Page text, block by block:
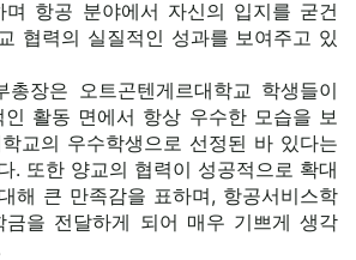
며 항공 분야에서 자신의 입지를 굳건
협력의 실질적인 성과를 보여주고 있
장은 오트곤텐게르대학교 학생들이
활동 면에서 항상 우수한 모습을 보
교의 우수학생으로 선정된 바 있다는
. 또한 양교의 협력이 성공적으로 확대
해 큰 만족감을 표하며, 항공서비스학
금을 전달하게 되어 매우 기쁘게 생각